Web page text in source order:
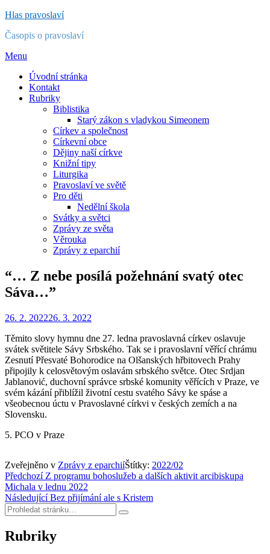
Přejít
obsahu
Hlas pravoslaví
Časopis o pravoslaví
Menu
Úvodní stránka
Kontakt
Rubriky
Biblistika
Starý zákon s vladykou Simeonem
Církev a společnost
Církevní obce
Dějiny naší církve
Knižní tipy
Liturgika
Pravoslaví ve světě
Pro děti
Nedělní škola
Svátky a světci
Zprávy ze světa
Věrouka
Zprávy z eparchií
“… Z nebe posílá požehnání svatý otec
Sáva…”
Autor Redakce
Zveřejněno
26. 2. 202226. 3. 2022
Těmito slovy hymnu dne 27. ledna pravoslavná církev oslavuje
svátek světitele Sávy Srbského. Tak se i pravoslavní věřící chrámu
Zesnutí Přesvaté Bohorodice na Olšanských hřbitovech Prahy
připojily k celosvětovým oslavám srbského světce. Otec Srdjan
Jablanović, duchovní správce srbské komunity věřících v Praze, ve
svém kázání přiblížil životní cestu svatého Sávy ke spáse a
všeobecnou úctu v Pravoslavné církvi v českých zemích a na
Slovensku.
5. PCO v Praze
Zveřejněno v Zprávy z eparchiíŠtítky: 2022/02
Navigace
pro
příspěvek
Předchozí Z programu bohoslužeb a dalších aktivit arcibiskupa
Michala v lednu 2022
Následující Bez přijímání ale s Kristem
Hledat:
Hledat
Rubriky